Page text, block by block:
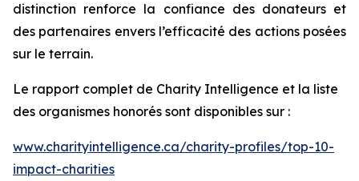
distinction renforce la confiance des donateurs et
des partenaires envers l’efficacité des actions posées
sur le terrain.
Le rapport complet de Charity Intelligence et la liste
des organismes honorés sont disponibles sur :
www.charityintelligence.ca/charity-profiles/top-10-
impact-charities